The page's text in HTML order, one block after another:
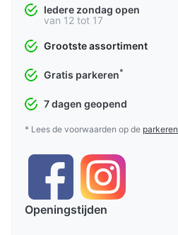
Iedere zondag open
van 12 tot 17
Grootste assortiment
Gratis parkeren*
7 dagen geopend
* Lees de voorwaarden op de parkeren
Openingstijden